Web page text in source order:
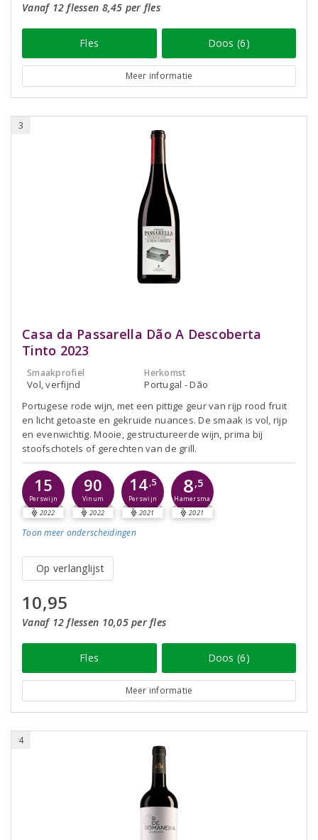
Vanaf 12 flessen 8,45 per fles
Fles Doos (6)
Meer informatie
3
Casa da Passarella Dão A Descoberta
Tinto 2023
Smaakprofiel
Vol, verfijnd
Herkomst
Portugal - Dão
Portugese rode wijn, met een pittige geur van rijp rood fruit
en licht getoaste en gekruide nuances. De smaak is vol, rijp
en evenwichtig. Mooie, gestructureerde wijn, prima bij
stoofschotels of gerechten van de grill.
15
Perswijn
2022
90
Vinum
2022
14,5
Perswijn
2021
8,5
Hamersma
2021
Toon meer onderscheidingen
Op verlanglijst
10,95
Vanaf 12 flessen 10,05 per fles
Fles Doos (6)
Meer informatie
4